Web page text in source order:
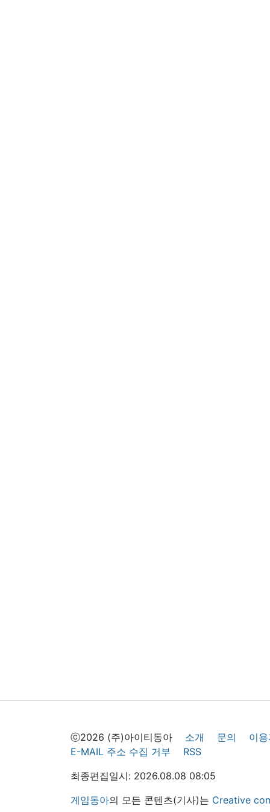
ⓒ2026 (주)아이티동아 소개 문의
이
E-MAIL 주소 수집 거부
RSS
최종편집일시: 2026.08.08 08:05
게임동아의 모든 콘텐츠(기사)는 Creative